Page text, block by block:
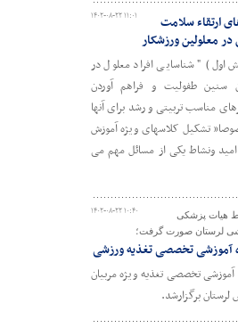
۱۴۰۲-۰۸-۲۲ ۱۱:۰۱
ارتقاء سلامت
در معلولین ورزشکار
اول) " شناسایی افراد معلول در
سنین طفولیت و فراهم آوردن
مناسب تربیتی و رشد برای آنها
تشکیل کلاسهای ویژه آموزش
ونشاط یکی از مسائل مهم می
۱۴۰۲-۰۸-۲۲ ۱۰:۴۰
هیات پزشکی
لرستان صورت گرفت؛
آموزشی تخصصی تغذیه ورزشی
آموزشی تخصصی تغذیه ویژه مربیان
لرستان برگزارشد.